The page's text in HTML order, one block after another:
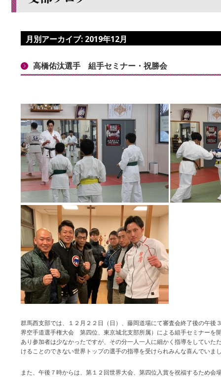
月別アーカイブ: 2019年12月
高橋佑汰選手 組手セミナー・祝勝会
群馬西支部では、１２月２２日（日）、藤岡道場にて審査会終了後の午後
界空手道選手権大会 第四位、東京城北支部所属）による組手セミナーを
あり参加者は少なかったですが、その分一人一人に細かく指導をしていた
けることのできない世界トップの選手の指導を受けられみんな喜んでいま
また、午後７時からは、第１２回世界大会、第四位入賞を祝福するため会